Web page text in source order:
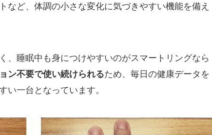
など、体調の小さな変化に気づきやすい機能を備え
、睡眠中も身につけやすいのがスマートリングなら
ン不要で使い続けられるため、毎日の健康データを
い一台となっています。